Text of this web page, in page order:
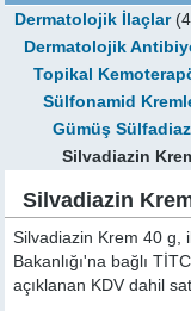
Dermatolojik İlaçlar
Dermatolojik
Topikal
Sülfonamid
Gümüş
Silvadiazin
Silvadiazin
Silvadiazin Krem 40 g,
Bakanlığı'na bağlı
açıklanan KDV dahil